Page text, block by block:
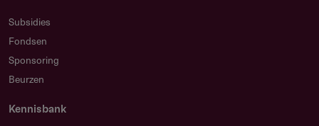
Nee, maar bijdragen van andere partijen versterken de
kans op toekenning.
Subsidies
Fondsen
Sponsoring
Beurzen
Kennisbank